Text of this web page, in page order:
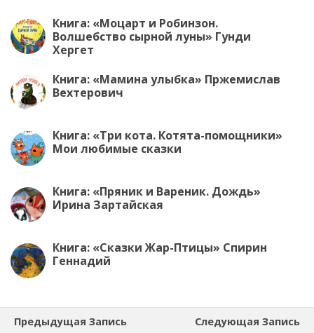
Книга: «Моцарт и Робинзон.
Волшебство сырной луны» Гунди
Хергет
Книга: «Мамина улыбка» Пржемислав
Вехтерович
Книга: «Три кота. Котята-помощники»
Мои любимые сказки
Книга: «Пряник и Вареник. Дождь»
Ирина Зартайская
Книга: «Сказки Жар-Птицы» Спирин
Геннадий
Предыдущая Запись
Следующая Запись